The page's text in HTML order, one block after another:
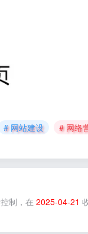
# 网站建设 # 网络
制，在 2025-04-21